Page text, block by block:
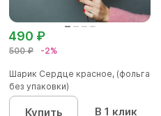
500 ₽ -2%
490 ₽
Шарик Сердце красное, (фольга
без упаковки)
Купить В 1 клик